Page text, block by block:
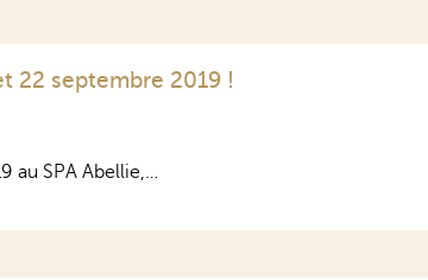
22 septembre 2019 !
au SPA Abellie,…